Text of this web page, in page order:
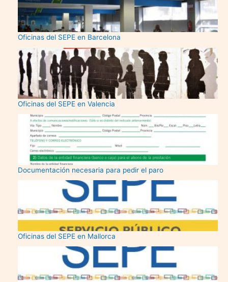
Oficinas del SEPE en Barcelona
Oficinas del SEPE en Valencia
Documentación necesaria para pedir el paro
Oficinas del SEPE en Mallorca